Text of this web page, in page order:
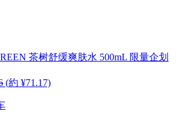
茶树舒缓爽肤水 500mL 限量企划
(約 ¥71.17)